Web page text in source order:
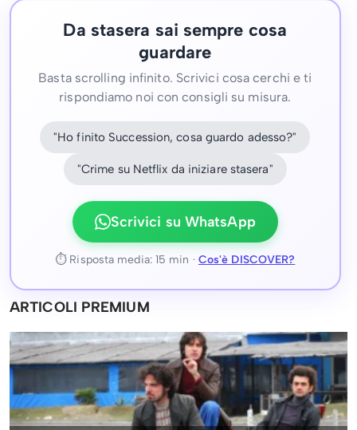
Da stasera sai sempre cosa
guardare
Basta scrolling infinito. Scrivici cosa cerchi e ti
rispondiamo noi con consigli su misura.
"Ho finito Succession, cosa guardo adesso?"
"Crime su Netflix da iniziare stasera"
Scrivici su WhatsApp
⏱ Risposta media: 15 min · Cos'è DISCOVER?
ARTICOLI PREMIUM